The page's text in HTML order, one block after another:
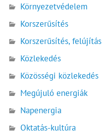
Környezetvédelem
Korszerűsítés
Korszerűsítés, felújítás
Közlekedés
Közösségi közlekedés
Megújuló energiák
Napenergia
Oktatás-kultúra